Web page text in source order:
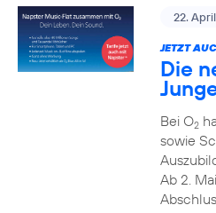
22.
JETZT
Die
Bei O2
sowie
Ab 2.